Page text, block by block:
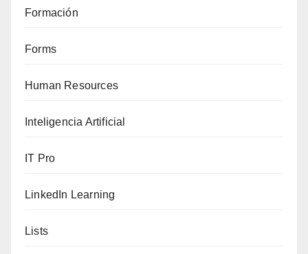
Formación
Forms
Human Resources
Inteligencia Artificial
IT Pro
LinkedIn Learning
Lists